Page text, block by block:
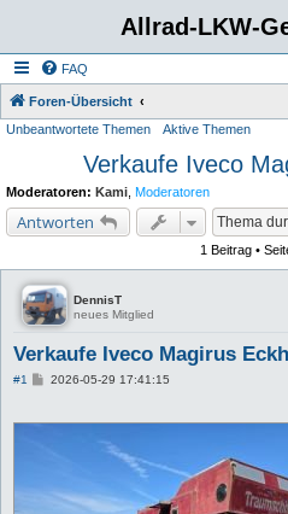
Allrad-LKW-
FAQ
Foren-Übersicht
Unbeantwortete Themen Aktive Themen
Verkaufe Iveco
Moderatoren: Kami Moderatoren
Antworten
1 Beitrag •
DennisT
neues Mitglied
Verkaufe Iveco Magirus
#1
B
t
2026-05-29 17:41:15